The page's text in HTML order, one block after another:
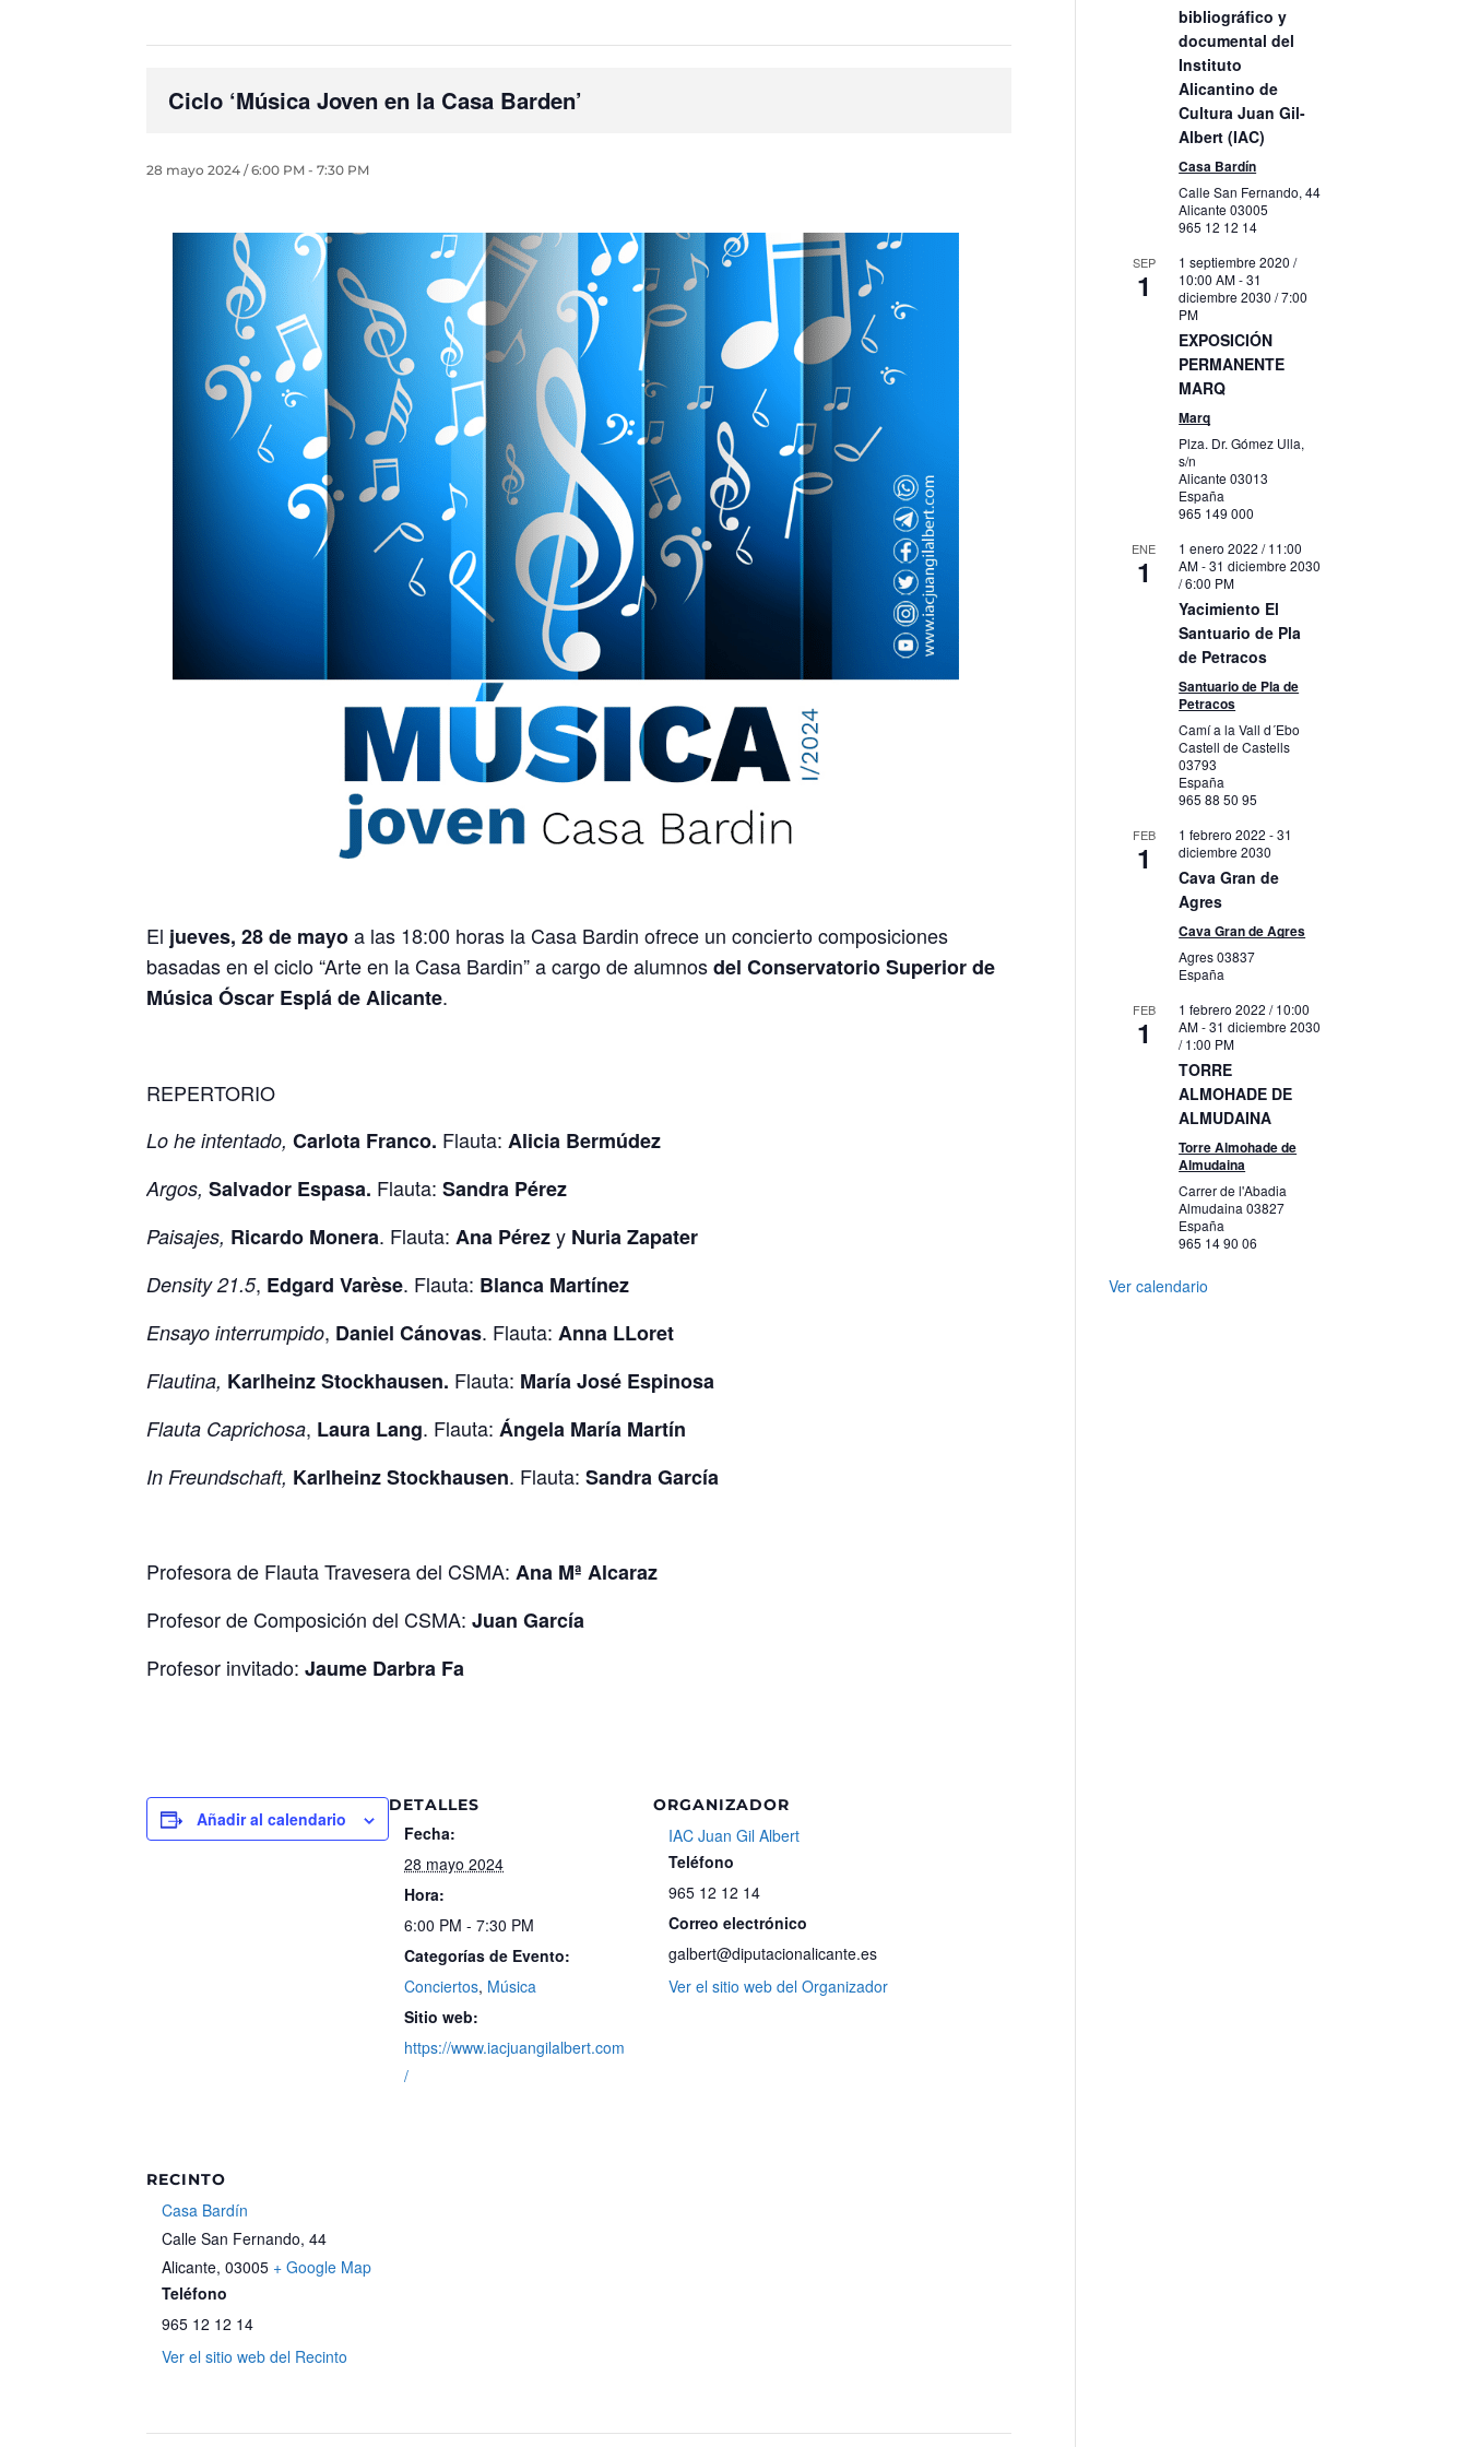
Ciclo ‘Música Joven en la Casa Barden’
28 mayo 2024 / 6:00 PM -7:30 PM
El jueves, 28 de mayoa las 18:00 horas la Casa Bardin ofrece un concierto composiciones
basadas en el ciclo “Arte en la Casa Bardin” a cargo de alumnosdel Conservatorio Superior de
Música Óscar Esplá de Alicante.
REPERTORIO
Lo he intentado, Carlota Franco. Flauta: Alicia Bermúdez
Argos, Salvador Espasa. Flauta:Sandra Pérez
Paisajes, Ricardo Monera. Flauta: Ana Pérezy Nuria Zapater
Density 21.5, Edgard Varèse. Flauta: Blanca Martínez
Ensayo interrumpido, Daniel Cánovas. Flauta: Anna LLoret
Flautina, Karlheinz Stockhausen. Flauta: María José Espinosa
Flauta Caprichosa, Laura Lang. Flauta: Ángela María Martín
In Freundschaft, Karlheinz Stockhausen. Flauta:Sandra García
Profesora de Flauta Travesera del CSMA: Ana Mª Alcaraz
Profesor de Composición del CSMA:Juan García
Profesor invitado:Jaume Darbra Fa
Añadir al calendario
DETALLES
Fecha:
28 mayo 2024
Hora:
6:00 PM - 7:30 PM
Categorías de Evento:
Conciertos, Música
Sitio web:
https://www.iacjuangilalbert.com
/
ORGANIZADOR
IAC Juan Gil Albert
Teléfono
965 12 12 14
Correo electrónico
galbert@diputacionalicante.es
Ver el sitio web del Organizador
RECINTO
Casa Bardín
Calle San Fernando, 44
Alicante, 03005 + Google Map
Teléfono
965 12 12 14
Ver el sitio web del Recinto
bibliográfico y
documental del
Instituto
Alicantino de
Cultura Juan Gil-
Albert (IAC)
Casa Bardín
Calle San Fernando, 44
Alicante03005
965 12 12 14
SEP
1
1 septiembre 2020 /
10:00 AM-31
diciembre 2030 / 7:00
PM
EXPOSICIÓN
PERMANENTE
MARQ
Marq
Plza. Dr. Gómez Ulla,
s/n
Alicante03013
España
965 149 000
ENE
1
1 enero 2022 / 11:00
AM-31 diciembre 2030
/ 6:00 PM
Yacimiento El
Santuario de Pla
de Petracos
Santuario de Pla de
Petracos
Camí a la Vall d´Ebo
Castell de Castells
03793
España
965 88 50 95
FEB
1
1 febrero 2022 -31
diciembre 2030
Cava Gran de
Agres
Cava Gran de Agres
Agres03837
España
FEB
1
1 febrero 2022 / 10:00
AM-31 diciembre 2030
/ 1:00 PM
TORRE
ALMOHADE DE
ALMUDAINA
Torre Almohade de
Almudaina
Carrer de l'Abadia
Almudaina03827
España
965 14 90 06
Ver calendario